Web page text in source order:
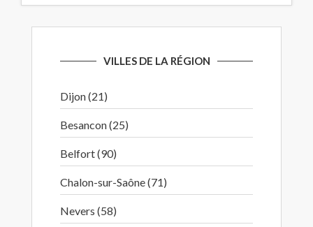
VILLES DE LA RÉGION
Dijon (21)
Besancon (25)
Belfort (90)
Chalon-sur-Saône (71)
Nevers (58)